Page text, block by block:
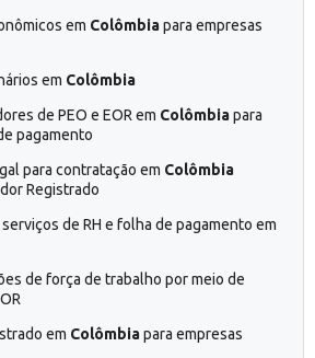
em Colômbiapara empresas
em Colômbia
de PEO e EOR em Colômbiapara
pagamento
para contratação em Colômbia
Registrado
de RH e folha de pagamento em
de força de trabalho por meio de
em Colômbiapara empresas